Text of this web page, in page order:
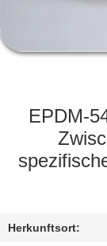
ÜBER
FABRIK-
EPDM-
Herkunftsort: